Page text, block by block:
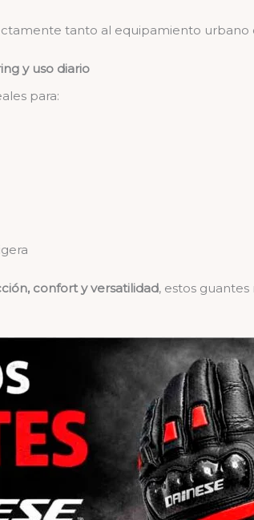
tanto al equipamiento
y uso diario
para:
confort y versatilidad, estos